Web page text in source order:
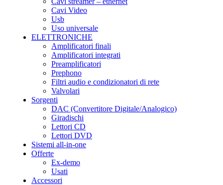
Cavi Video
Usb
Uso universale
ELETTRONICHE
Amplificatori finali
Amplificatori integrati
Preamplificatori
Prephono
Filtri audio e condizionatori di rete
Valvolari
Sorgenti
DAC (Convertitore Digitale/Analogico)
Giradischi
Lettori CD
Lettori DVD
Sistemi all-in-one
Offerte
Ex-demo
Usati
Accessori